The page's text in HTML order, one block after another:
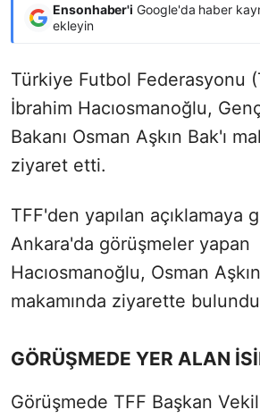
Ensonhaber'i Google'da haber
ekleyin
Türkiye Futbol Federasyonu
İbrahim Hacıosmanoğlu,
Bakanı Osman Aşkın Bak'ı
ziyaret etti.
TFF'den yapılan açıklamaya
Ankara'da görüşmeler yapan
Hacıosmanoğlu, Osman
makamında ziyarette
GÖRÜŞMEDE YER ALAN
Görüşmede TFF Başkan